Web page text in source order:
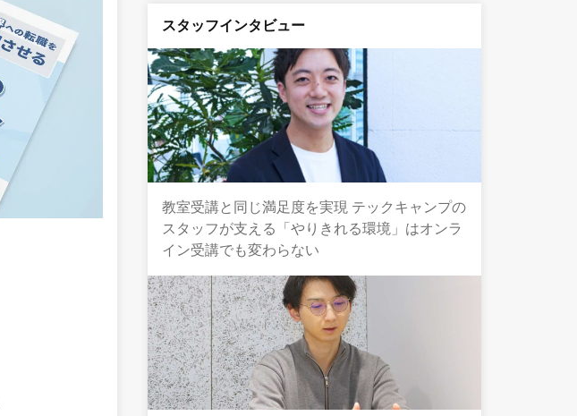
スタッフインタビュー
教室受講と同じ満足度を実現 テックキャンプの
スタッフが支える「やりきれる環境」はオンラ
イン受講でも変わらない